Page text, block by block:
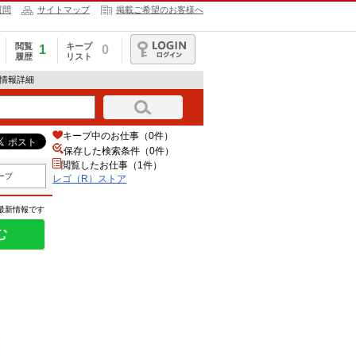
問 サイトマップ 掲載ご希望のお客様へ
閲覧
履歴
1
キープ
リスト
0
ログイン
報詳細
プ
新情報です
キープ中のお仕事（0件）
保存した検索条件（0件）
閲覧したお仕事（1件）
レゴ（R）ストア